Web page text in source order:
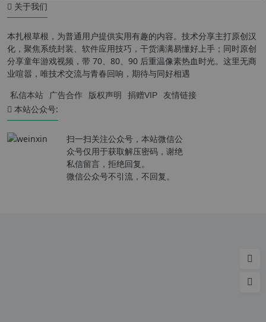
关于我们
本扎根草根，为普通用户提供实用有趣的内容。技术分享主打原创汉
化，聚焦系统封装、软件应用技巧，干货满满易懂好上手；同时原创
分享童年游戏视频，带 70、80、90 后重温像素热血时光。这里无商
业喧嚣，唯技术交流与青春回响，期待与同好相遇
私信本站 广告合作 版权声明 捐赠VIP 友情链接
本站公众号:
扫一扫关注公众号，本站微信公
众号仅用于获取解压密码，谢绝
私信留言，拒绝回复。
微信公众号不引流，不回复。